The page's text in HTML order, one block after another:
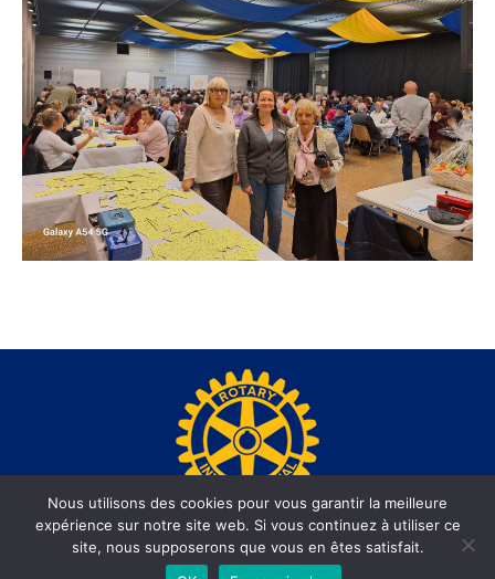
www.rotary-beausoleil.org - Site réalisé par l'agence web
informatiques.com
Nous utilisons des cookies pour vous garantir la meilleure
expérience sur notre site web. Si vous continuez à utiliser ce
site, nous supposerons que vous en êtes satisfait.